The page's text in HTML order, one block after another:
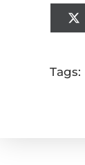
Tags: